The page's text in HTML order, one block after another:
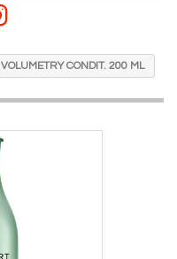
VOLUMETRY CONDIT. 200 ML